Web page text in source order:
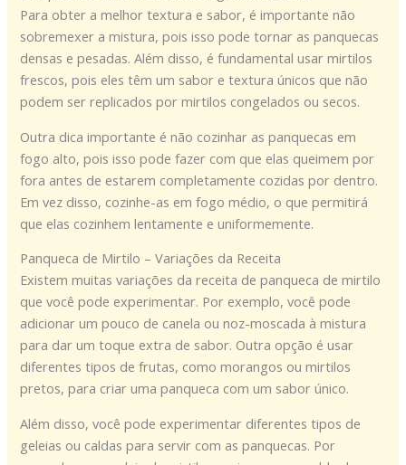
Para obter a melhor textura e sabor, é importante não
sobremexer a mistura, pois isso pode tornar as panquecas
densas e pesadas. Além disso, é fundamental usar mirtilos
frescos, pois eles têm um sabor e textura únicos que não
podem ser replicados por mirtilos congelados ou secos.
Outra dica importante é não cozinhar as panquecas em
fogo alto, pois isso pode fazer com que elas queimem por
fora antes de estarem completamente cozidas por dentro.
Em vez disso, cozinhe-as em fogo médio, o que permitirá
que elas cozinhem lentamente e uniformemente.
Panqueca de Mirtilo – Variações da Receita
Existem muitas variações da receita de panqueca de mirtilo
que você pode experimentar. Por exemplo, você pode
adicionar um pouco de canela ou noz-moscada à mistura
para dar um toque extra de sabor. Outra opção é usar
diferentes tipos de frutas, como morangos ou mirtilos
pretos, para criar uma panqueca com um sabor único.
Além disso, você pode experimentar diferentes tipos de
geleias ou caldas para servir com as panquecas. Por